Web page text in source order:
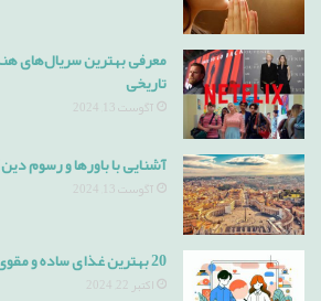
معرفی بهترین سریال‌های
تاریخی
آگوست 13, 2024
آشنایی با باورها و رسوم
آگوست 13, 2024
20 بهترین غذای ساده و مقوی برای شام (ساده و ارزان)
اکتبر 22, 2024